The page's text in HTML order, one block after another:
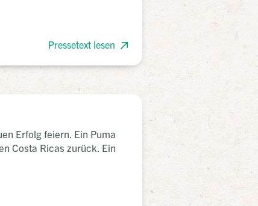
Pressetext lesen
Erfolg feiern. Ein Puma
Costa Ricas zurück. Ein